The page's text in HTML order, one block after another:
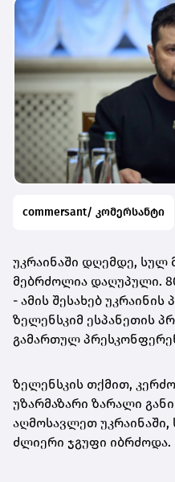
commersant/ კომერსანტი
უკრაინაში დღემდე, სულ
მებრძოლია დაღუპული.
- ამის შესახებ
ზელენსკიმ ესპანეთის
გამართულ
ზელენსკის თქმით,
უზარმაზარი ზარალი
აღმოსავლეთ უკრაინაში,
ძლიერი ჯგუფი იბრძოდა.